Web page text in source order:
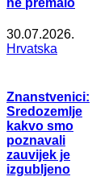
ne premalo
30.07.2026.
Hrvatska
Znanstvenici:
Sredozemlje
kakvo smo
poznavali
zauvijek je
izgubljeno